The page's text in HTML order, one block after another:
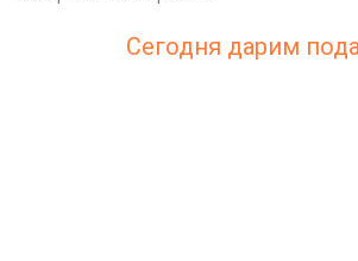
Сегодня дарим